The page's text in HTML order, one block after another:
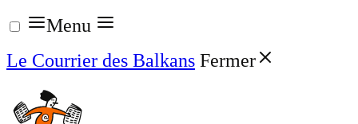
Aller
au
contenu
Menu
Le Courrier des Balkans Fermer